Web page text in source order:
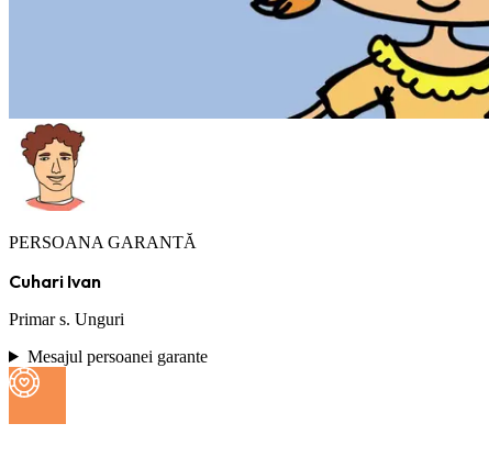
PERSOANA GARANTĂ
Cuhari Ivan
Primar s. Unguri
Mesajul persoanei garante